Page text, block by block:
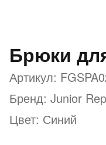
Брюки
Артикул:
Бренд: Junior
Цвет: Синий
Подробнее
об оплате